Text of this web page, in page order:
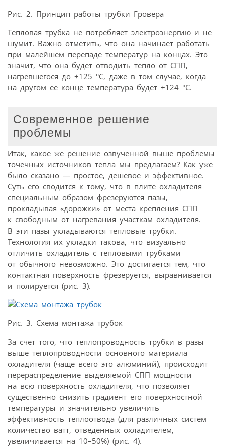
Рис. 2. Принцип работы трубки Гровера
Тепловая трубка не потребляет электроэнергию и не
шумит. Важно отметить, что она начинает работать
при малейшем перепаде температур на концах. Это
значит, что она будет отводить тепло от СПП,
нагревшегося до +125 °С, даже в том случае, когда
на другом ее конце температура будет +124 °С.
Современное решение
проблемы
Итак, какое же решение озвученной выше проблемы
точечных источников тепла мы предлагаем? Как уже
было сказано — простое, дешевое и эффективное.
Суть его сводится к тому, что в плите охладителя
специальным образом фрезеруются пазы,
прокладывая «дорожки» от места крепления СПП
к свободным от нагревания участкам охладителя.
В эти пазы укладываются тепловые трубки.
Технология их укладки такова, что визуально
отличить охладитель с тепловыми трубками
от обычного невозможно. Это достигается тем, что
контактная поверхность фрезеруется, выравнивается
и полируется (рис. 3).
Рис. 3. Схема монтажа трубок
За счет того, что теплопроводность трубки в разы
выше теплопроводности основного материала
охладителя (чаще всего это алюминий), происходит
перераспределение выделяемой СПП мощности
на всю поверхность охладителя, что позволяет
существенно снизить градиент его поверхностной
температуры и значительно увеличить
эффективность теплоотвода (для различных систем
количество ватт, отведенных охладителем,
увеличивается на 10–50%) (рис. 4).